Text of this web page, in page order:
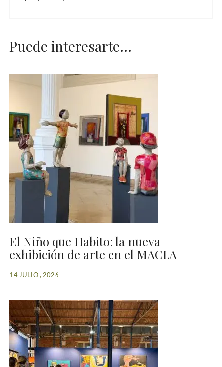
Puede interesarte...
El Niño que Habito: la nueva
exhibición de arte en el MACLA
14 JULIO , 2026